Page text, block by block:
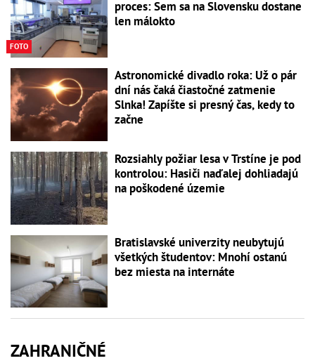
FOTO
proces: Sem sa na Slovensku dostane
len málokto
Astronomické divadlo roka: Už o pár
dní nás čaká čiastočné zatmenie
Slnka! Zapíšte si presný čas, kedy to
začne
Rozsiahly požiar lesa v Trstíne je pod
kontrolou: Hasiči naďalej dohliadajú
na poškodené územie
Bratislavské univerzity neubytujú
všetkých študentov: Mnohí ostanú
bez miesta na internáte
ZAHRANIČNÉ